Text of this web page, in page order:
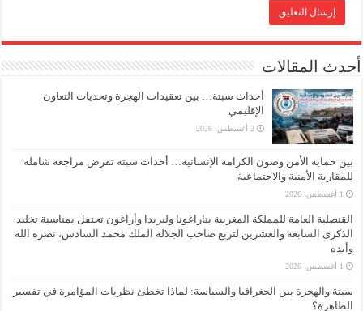
أحدث المقالات
أحداث سبتة… بين تعقيدات الهجرة وتحديات التعاون
الإقليمي
2 أغسطس، 2026
بين حماية الأمن وصون الكرامة الإنسانية… أحداث سبتة تفرض مراجعة شاملة
للمقاربة الأمنية والاجتماعية
1 أغسطس، 2026
القنصلية العامة للمملكة المغربية بتاراغونا وليريدا وأراغون تحتفل بمناسبة تخليد
الذكرى السابعة والعشرين لتربع صاحب الجلالة الملك محمد السادس، نصره الله
وأيده
1 أغسطس، 2026
سبتة والهجرة بين الجغرافيا والسياسة: لماذا تخطئ نظريات المؤامرة في تفسير
الظاهرة؟